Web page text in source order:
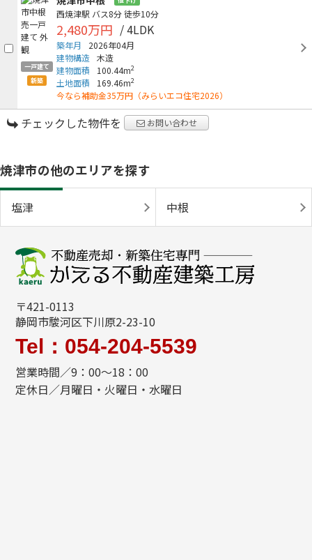
一戸建て
新築
西焼津駅 バス8分徒歩10分
2,480万円 / 4LDK
築年月
2026年04月
建物構造 木造
建物面積
100.44m2
土地面積 169.46m2
今なら補助金35万円（みらいエコ住宅2026）
チェックした物件を お問い合わせ
焼津市の他のエリアを探す
塩津 中根
〒421-0113
静岡市駿河区下川原2-23-10
Tel：054-204-5539
営業時間／9：00～18：00
定休日／月曜日・火曜日・水曜日